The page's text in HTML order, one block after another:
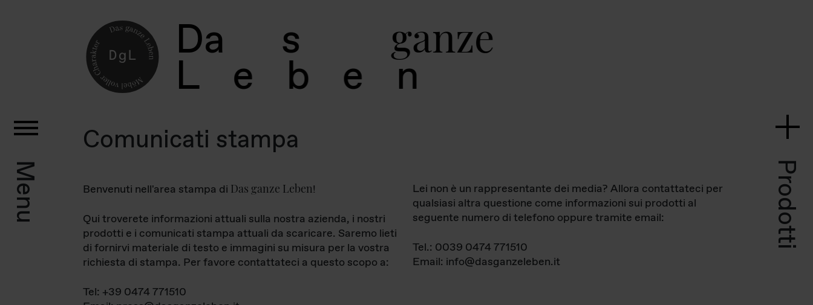
Da s ganz
L e b e
Menu Prodotti
Comunicati stampa
Benvenuti nell'area stampa di Das ganze Leben!
Qui troverete informazioni attuali sulla nostra azienda, i nostri
prodotti e i comunicati stampa attuali da scaricare. Saremo lieti
di fornirvi materiale di testo e immagini su misura per la vostra
richiesta di stampa. Per favore contattateci a questo scopo a:
Tel: +39 0474 771510
Lei non è un rappresentante dei media? Allora contattateci per
qualsiasi altra questione come informazioni sui prodotti al
seguente numero di telefono oppure tramite email:
Tel.: 0039 0474 771510
Email: info@dasganzeleben.it